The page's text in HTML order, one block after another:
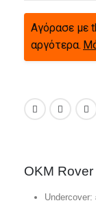
Αγόρασε με
αργότερα.
OKM Rover
Undercover: